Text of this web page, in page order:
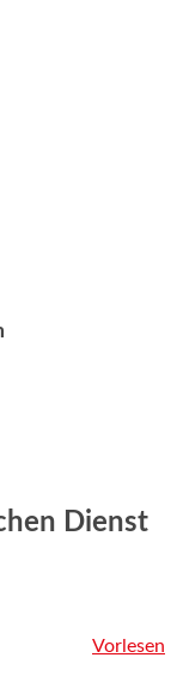
Dienst
Vorlesen